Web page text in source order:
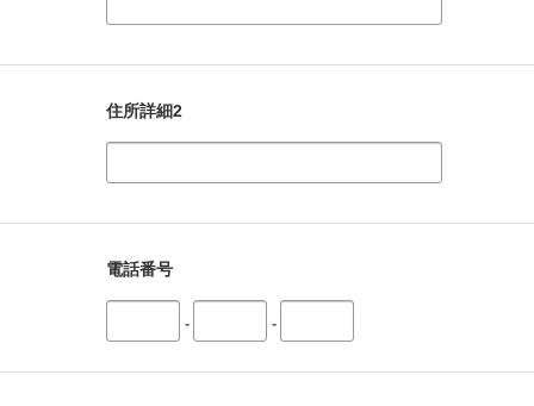
住所詳細2
電話番号
- -